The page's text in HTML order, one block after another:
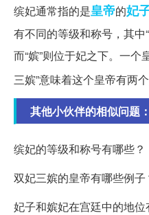
缤妃通常指的是皇帝的妃
有不同的等级和称号，其中
而“嫔”则位于妃之下。一个
三嫔”意味着这个皇帝有两
其他小伙伴的相似问题：
缤妃的等级和称号有哪些？
双妃三嫔的皇帝有哪些例子
妃子和嫔妃在宫廷中的地位